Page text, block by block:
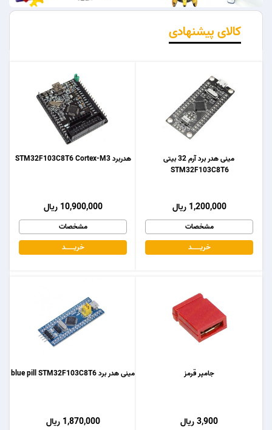
کالای پیشنهادی
هدربرد STM32F103C8T6 Cortex-M3
10,900,000 ریال
مشخصات
خریـــــــد
مینی هدر برد آرم 32 بیتی
STM32F103C8T6
1,200,000 ریال
مشخصات
خریـــــــد
مینی هدر برد blue pill STM32F103C8T6
1,870,000 ریال
جامپر قرمز
3,900 ریال